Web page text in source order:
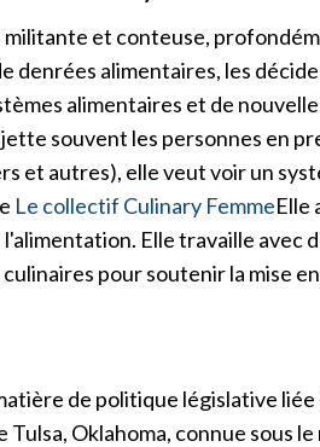
et conteuse,
denrées alimentaires, les
alimentaires et de
souvent les personnes en
et autres), elle veut voir un
Le collectif Culinary FemmeElle
Elle travaille avec
pour soutenir la mise
de politique législative liée
Oklahoma, connue sous le